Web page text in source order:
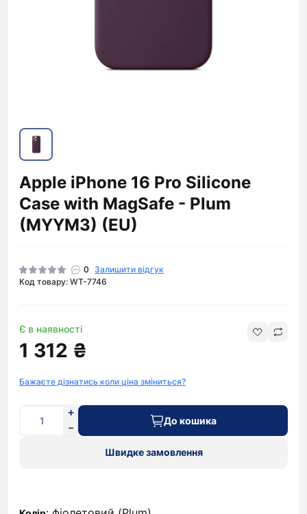
Apple iPhone 16 Pro Silicone
Case with MagSafe - Plum
(MYYM3) (EU)
0
Залишити відгук
Код товару: WT-7746
Є в наявності
1 312 ₴
Бажаєте дізнатись коли ціна зміниться?
До кошика
Швидке замовлення